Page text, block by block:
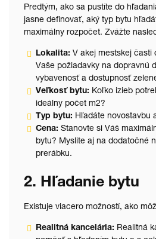
Predtým, ako sa pustíte do
jasne definovať, aký typ bytu
maximálny rozpočet. Zvážte
Lokalita: V akej mestskej časti
Vaše požiadavky na dopravnú
vybavenosť a dostupnosť
Veľkosť bytu: Koľko izieb
ideálny počet m2?
Typ bytu: Hľadáte novostavbu
Cena: Stanovte si Váš
bytu? Myslite aj na dodatočné
prerábku.
2. Hľadanie bytu
Existuje viacero možností, ako
Realitná kancelária: Realitná